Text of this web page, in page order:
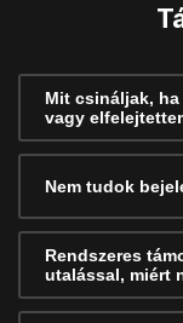
Mit csináljak,
vagy
Nem tudok
Rendszeres
utalással, miért